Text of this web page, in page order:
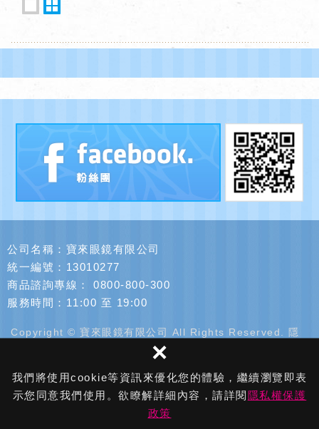
我們將使用cookie等資訊來優化您的體驗，繼續瀏覽即表
示您同意我們使用。欲瞭解詳細內容，請詳閱 隱私權保護
政策
×
公司名稱：寶來眼鏡有限公司
統一編號：13010277
商品諮詢專線： 0800-800-300
服務時間：11:00 至 19:00
Copyright © 寶來眼鏡有限公司 All Rights Reserved.
隱
網頁設計 : 新視野